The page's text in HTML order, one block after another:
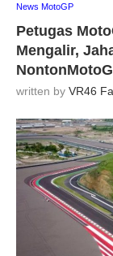
News MotoGP
Petugas
Mengalir,
written by VR46